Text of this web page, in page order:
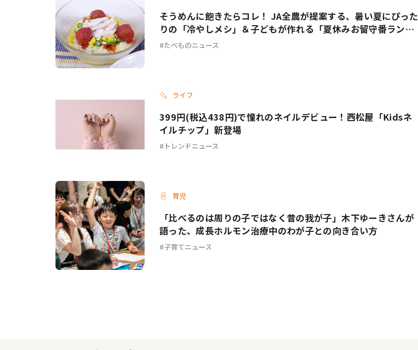
そうめんに飽きたらコレ！ JA全農が提案する、暑い夏にぴった
りの「冷やしメシ」＆子どもが作れる「夏休みお留守番ラン
チ」各3選
たべものニュース
ライフ
399円(税込438円)で憧れのネイルデビュー！西松屋「Kidsネ
イルチップ」新登場
トレンドニュース
育児
「比べるのは周りの子ではなく昔の我が子」木下ゆーきさんが
語った、成長ホルモン治療中のわが子との向き合い方
子育てニュース